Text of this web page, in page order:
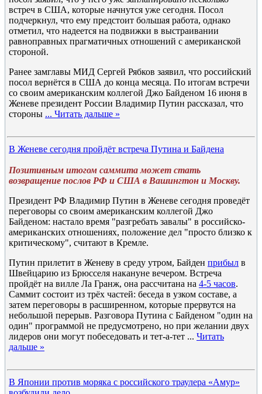
встреч в США, которые начнутся уже сегодня. Посол
подчеркнул, что ему предстоит большая работа, однако
отметил, что надеется на подвижки в выстраивании
равноправных прагматичных отношений с американской
стороной.
Ранее замглавы МИД Сергей Рябков заявил, что российский
посол вернётся в США до конца месяца. По итогам встречи
со своим американским коллегой Джо Байденом 16 июня в
Женеве президент России Владимир Путин рассказал, что
стороны ... Читать дальше »
В Женеве сегодня пройдёт встреча Путина и Байдена
Позитивным итогом саммита может стать
возвращение послов РФ и США в Вашингтон и Москву.
Президент РФ Владимир Путин в Женеве сегодня проведёт
переговоры со своим американским коллегой Джо
Байденом: настало время "разгребать завалы" в российско-
американских отношениях, положение дел "просто близко к
критическому", считают в Кремле.
Путин прилетит в Женеву в среду утром, Байден прибыл в
Швейцарию из Брюсселя накануне вечером. Встреча
пройдёт на вилле Ла Гранж, она рассчитана на 4-5 часов.
Саммит состоит из трёх частей: беседа в узком составе, а
затем переговоры в расширенном, которые прервутся на
небольшой перерыв. Разговора Путина с Байденом "один на
один" программой не предусмотрено, но при желании двух
лидеров они могут побеседовать и тет-а-тет ... Читать
дальше »
В Японии против моряка с российского траулера «Амур»